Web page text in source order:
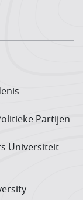
Partijen
Universiteit